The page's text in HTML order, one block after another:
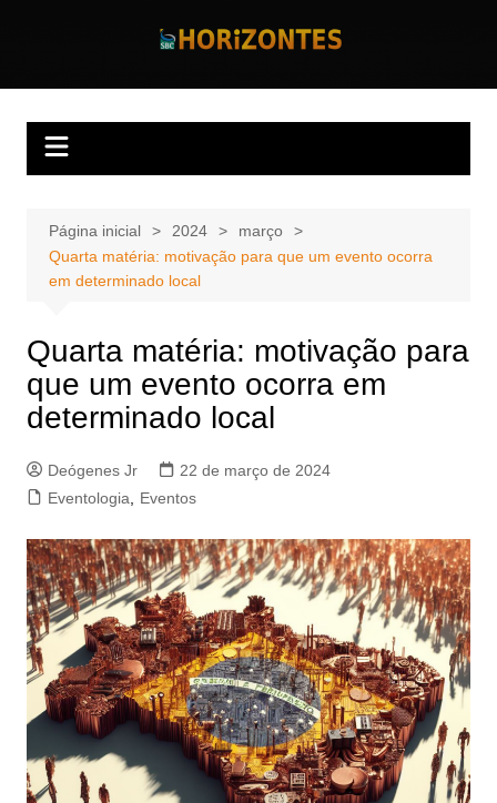
Horizontes
Página inicial 2024
março
Quarta matéria: motivação para que um evento ocorra
em determinado local
Quarta matéria: motivação para
que um evento ocorra em
determinado local
Deógenes Jr
22 de março de 2024
Eventologia
Eventos